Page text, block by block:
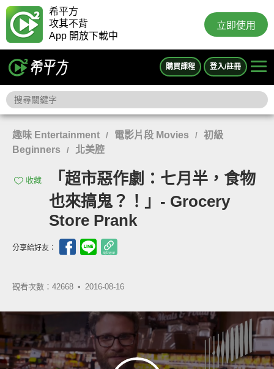
希平方
攻其不背
App 開放下載中
立即使用
購買課程 登入/註冊
趣味 Entertainment / 電影片段 Movies /
初級
Beginners
/ 北美腔
收藏
「超市惡作劇：七月半，食物
也來搞鬼？！」- Grocery
Store Prank
分享給好友：
觀看次數：42668 • 2016-08-16